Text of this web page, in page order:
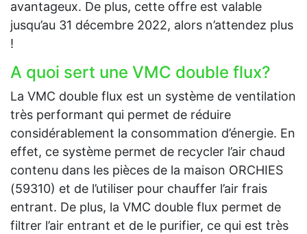
avantageux. De plus, cette offre est valable
jusqu’au 31 décembre 2022, alors n’attendez plus
!
A quoi sert une VMC double flux?
La VMC double flux est un système de ventilation
très performant qui permet de réduire
considérablement la consommation d’énergie. En
effet, ce système permet de recycler l’air chaud
contenu dans les pièces de la maison ORCHIES
(59310) et de l’utiliser pour chauffer l’air frais
entrant. De plus, la VMC double flux permet de
filtrer l’air entrant et de le purifier, ce qui est très